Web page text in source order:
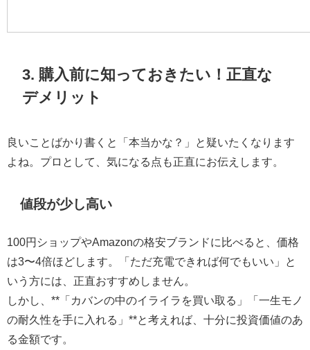
3. 購入前に知っておきたい！正直な
デメリット
良いことばかり書くと「本当かな？」と疑いたくなります
よね。プロとして、気になる点も正直にお伝えします。
値段が少し高い
100円ショップやAmazonの格安ブランドに比べると、価格
は3〜4倍ほどします。「ただ充電できれば何でもいい」と
いう方には、正直おすすめしません。
しかし、**「カバンの中のイライラを買い取る」「一生モノ
の耐久性を手に入れる」**と考えれば、十分に投資価値のあ
る金額です。